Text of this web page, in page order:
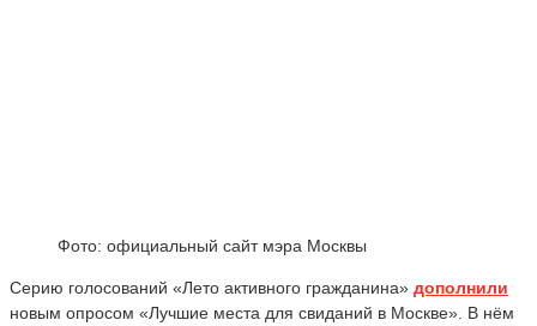
Фото: официальный сайт мэра Москвы
Серию голосований «Лето активного гражданина» дополнили
новым опросом «Лучшие места для свиданий в Москве». В нём